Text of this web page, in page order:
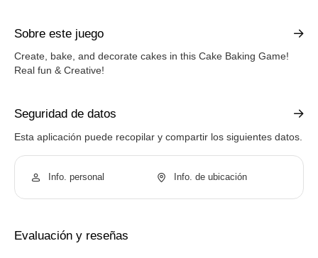
Sobre este juego
Create, bake, and decorate cakes in this Cake Baking Game!
Real fun & Creative!
Seguridad de datos
Esta aplicación puede recopilar y compartir los siguientes datos.
Info. personal Info. de ubicación
Evaluación y reseñas